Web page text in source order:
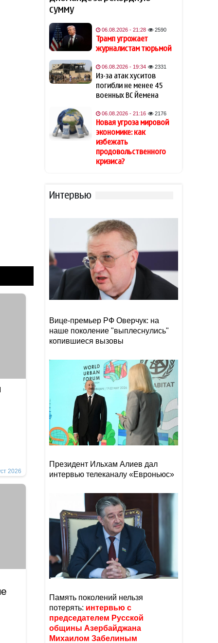
2026
19:40
Кинолог развеял миф о
собачьей обиде на хозяина
19:34
В Индии тигр убил 55-летнего
фермера
карьеру в Ла Лиге
19:20
В Шамкире за рулем умер 58-
летний водитель
сократилась на 40%
Эрдоган: Мекканское
соглашение о коллективной
обороне открыто для новых
участников
18:18
Том Холланд и Зендея тайно
поженились
сумму
06.08.2026 - 21:28 2590
Трамп угрожает
журналистам тюрьмой
06.08.2026 - 19:34 2331
Из-за атак хуситов
погибли не менее 45
военных ВС Йемена
06.08.2026 - 21:16 2176
Новая угроза мировой
экономике: как
избежать
продовольственного
кризиса?
Интервью
Вице-премьер РФ Оверчук: на
наше поколение "выплеснулись"
копившиеся вызовы
Президент Ильхам Алиев дал
интервью телеканалу «Евроньюс»
Память поколений нельзя
потерять: интервью с
председателем Русской
общины Азербайджана
Михаилом Забелиным